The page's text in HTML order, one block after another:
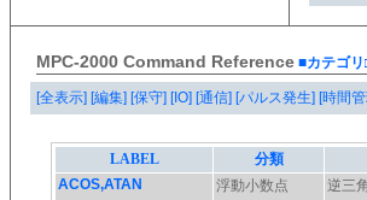
MPC-2000 Command Reference ■カテゴリ
[全表示] [編集] [保守] [IO] [通信] [パルス発生] [時間